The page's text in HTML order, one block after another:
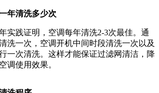
清洗多少次
践证明，空调每年清洗2-3次最佳。通
洗一次，空调开机中间时段清洗一次以及
一次清洗。这样才能保证过滤网清洁，降
调使用效果。